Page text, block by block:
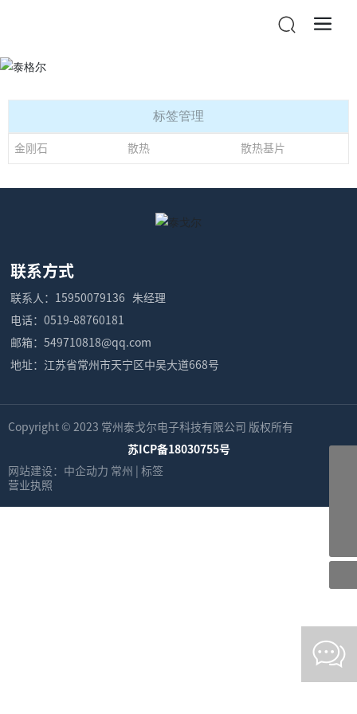
标签管理
金刚石 散热 散热基片
联系方式
联系人： 15950079136
朱经理
电话：0519-88760181
邮箱：549710818@qq.com
地址：江苏省常州市天宁区中吴大道668号
Copyright © 2023 常州泰戈尔电子科技有限公司 版权所有
苏ICP备18030755号
网站建设：中企动力 常州
标签
营业执照
15950079136